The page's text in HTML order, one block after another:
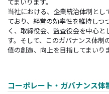
サステナビリティ
当社における、企業統治体制と
ており、経営の効率性を維持しつ
く、取締役会、監査役会を中心
す。そして、このガバナンス体
値の創造、向上を目指してまいりま
コーポレート・ガバナンス体